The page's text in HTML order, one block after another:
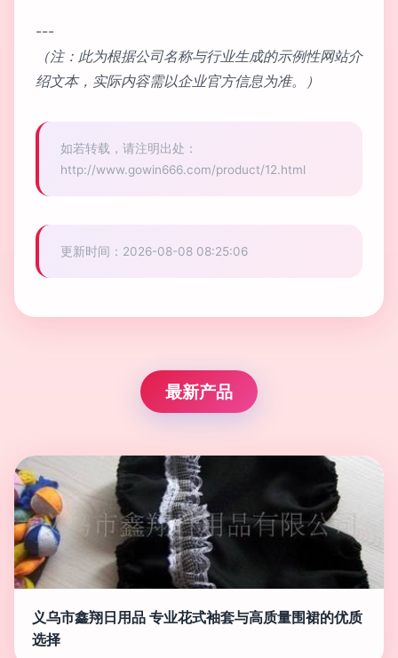
---
（注：此为根据公司名称与行业生成的示例性网站介
绍文本，实际内容需以企业官方信息为准。）
如若转载，请注明出处：
http://www.gowin666.com/product/12.html
更新时间：2026-08-08 08:25:06
最新产品
义乌市鑫翔日用品 专业花式袖套与高质量围裙的优质
选择